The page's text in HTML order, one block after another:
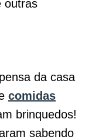
outras
da casa
comidas
brinquedos!
sabendo